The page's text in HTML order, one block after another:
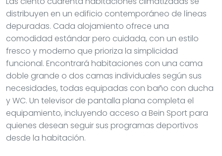
distribuyen en un edificio contemporáneo de líneas
depuradas. Cada alojamiento ofrece una
comodidad estándar pero cuidada, con un estilo
fresco y moderno que prioriza la simplicidad
funcional. Encontrará habitaciones con una cama
doble grande o dos camas individuales según sus
necesidades, todas equipadas con baño con ducha
y WC. Un televisor de pantalla plana completa el
equipamiento, incluyendo acceso a Bein Sport para
quienes desean seguir sus programas deportivos
desde la habitación.